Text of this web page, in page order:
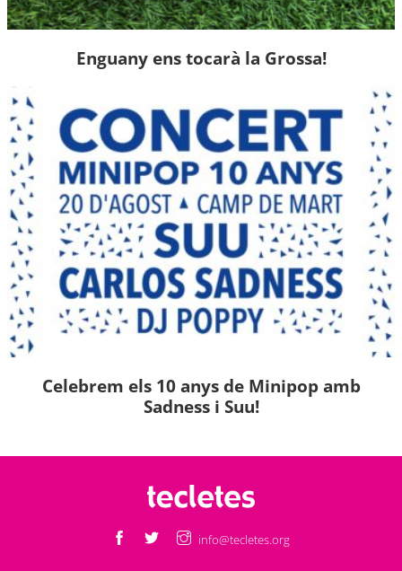
Enguany ens tocarà la Grossa!
Celebrem els 10 anys de Minipop amb
Sadness i Suu!
info@tecletes.org